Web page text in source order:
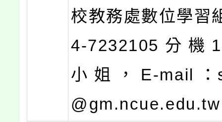
校教務處數位學習
4-7232105 分 機
小 姐 ， E-mail